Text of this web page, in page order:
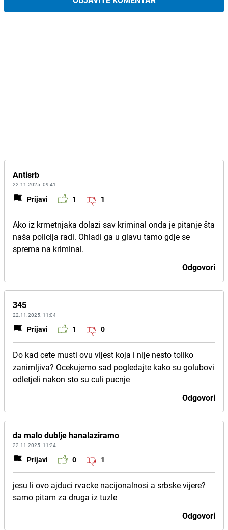
Antisrb
22.11.2025. 09:41
Prijavi 1 1
Ako iz krmetnjaka dolazi sav kriminal onda je pitanje šta
naša policija radi. Ohladi ga u glavu tamo gdje se
sprema na kriminal.
Odgovori
345
22.11.2025. 11:04
Prijavi 1 0
Do kad cete musti ovu vijest koja i nije nesto toliko
zanimljiva? Ocekujemo sad pogledajte kako su golubovi
odletjeli nakon sto su culi pucnje
Odgovori
da malo dublje hanalaziramo
22.11.2025. 11:24
Prijavi 0 1
jesu li ovo ajduci rvacke nacijonalnosi a srbske vijere?
samo pitam za druga iz tuzle
Odgovori